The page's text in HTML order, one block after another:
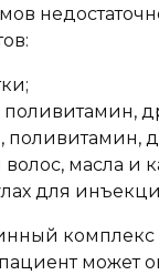
поливитамин,
поливитамин,
масла и
для
комплекс
может